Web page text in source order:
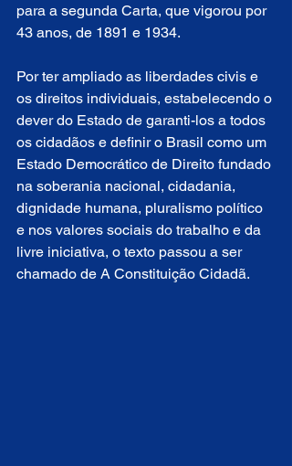
para a segunda Carta, que vigorou por
43 anos, de 1891 e 1934.
Por ter ampliado as liberdades civis e
os direitos individuais, estabelecendo o
dever do Estado de garanti-los a todos
os cidadãos e definir o Brasil como um
Estado Democrático de Direito fundado
na soberania nacional, cidadania,
dignidade humana, pluralismo político
e nos valores sociais do trabalho e da
livre iniciativa, o texto passou a ser
chamado de A Constituição Cidadã.